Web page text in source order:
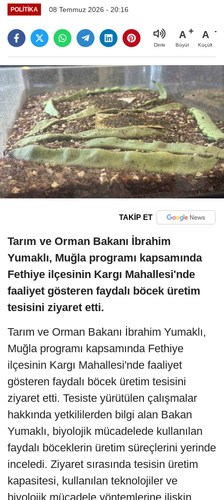
POLITIKA 08 Temmuz 2026 - 20:16
Dinle
A
Büyüt
A
Küçült
TAKİP ET
Tarım ve Orman Bakanı İbrahim
Yumaklı, Muğla programı kapsamında
Fethiye ilçesinin Kargı Mahallesi'nde
faaliyet gösteren faydalı böcek üretim
tesisini ziyaret etti.
Tarım ve Orman Bakanı İbrahim Yumaklı,
Muğla programı kapsamında Fethiye
ilçesinin Kargı Mahallesi'nde faaliyet
gösteren faydalı böcek üretim tesisini
ziyaret etti. Tesiste yürütülen çalışmalar
hakkında yetkililerden bilgi alan Bakan
Yumaklı, biyolojik mücadelede kullanılan
faydalı böceklerin üretim süreçlerini yerinde
inceledi. Ziyaret sırasında tesisin üretim
kapasitesi, kullanılan teknolojiler ve
biyolojik mücadele yöntemlerine ilişkin